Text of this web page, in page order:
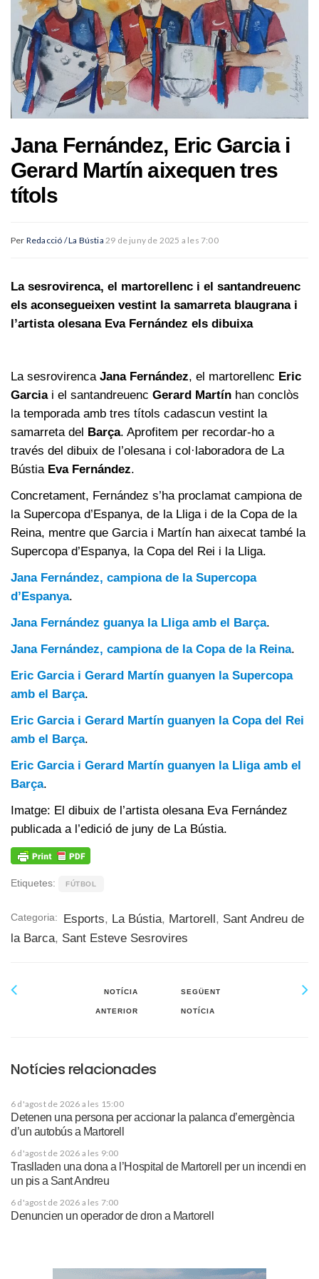
Jana Fernández, Eric Garcia i
Gerard Martín aixequen tres
títols
Per Redacció / La Bústia 29 de juny de 2025 a les 7:00
La sesrovirenca, el martorellenc i el santandreuenc
els aconsegueixen vestint la samarreta blaugrana i
l’artista olesana Eva Fernández els dibuixa
La sesrovirenca Jana Fernández, el martorellenc Eric
Garciai el santandreuenc Gerard Martín han conclòs
la temporada amb tres títols cadascun vestint la
samarreta del
Barça. Aprofitem per recordar-ho a
través del dibuix de l’olesana i col·laboradora de La
Bústia Eva Fernández.
Concretament, Fernández s’ha proclamat campiona de
la Supercopa d’Espanya, de la Lliga i de la Copa de la
Reina, mentre que Garcia i Martín han aixecat també la
Supercopa d’Espanya, la Copa del Rei i la Lliga.
Jana Fernández, campiona de la Supercopa
d’Espanya.
Jana Fernández guanya la Lliga amb el Barça.
Jana Fernández, campiona de la Copa de la Reina.
Eric Garcia i Gerard Martín guanyen la Supercopa
amb el Barça.
Eric Garcia i Gerard Martín guanyen la Copa del Rei
amb el Barça.
Eric Garcia i Gerard Martín guanyen la Lliga amb el
Barça.
Imatge: El dibuix de l’artista olesana Eva Fernández
publicada a l’edició de juny de La Bústia.
Etiquetes: FÚTBOL
Categoria: Esports, La Bústia, Martorell, Sant Andreu de
la Barca, Sant Esteve Sesrovires
NOTÍCIA
ANTERIOR
SEGÜENT
NOTÍCIA
Notícies relacionades
6 d'agost de 2026 a les 15:00
Detenen una persona per accionar la palanca d’emergència
d’un autobús a Martorell
6 d'agost de 2026 a les 9:00
Traslladen una dona a l’Hospital de Martorell per un incendi en
un pis a Sant Andreu
6 d'agost de 2026 a les 7:00
Denuncien un operador de dron a Martorell